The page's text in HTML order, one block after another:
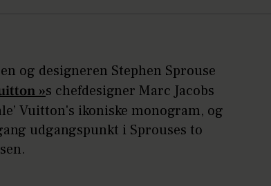
og designeren Stephen Sprouse
»s chefdesigner Marc Jacobs
Vuitton's ikoniske monogram, og
udgangspunkt i Sprouses to